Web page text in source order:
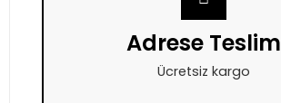
Adrese Teslim
Ücretsiz kargo